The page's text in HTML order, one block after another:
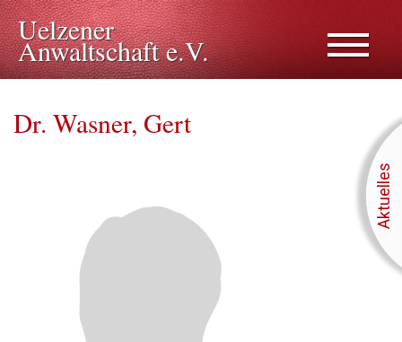
Uelzener
Anwaltschaft e.V.
Dr. Wasner, Gert
Aktuelles